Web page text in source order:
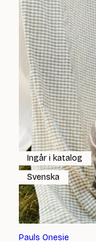
Pauls Onesie
Ingår i katalog
Svenska